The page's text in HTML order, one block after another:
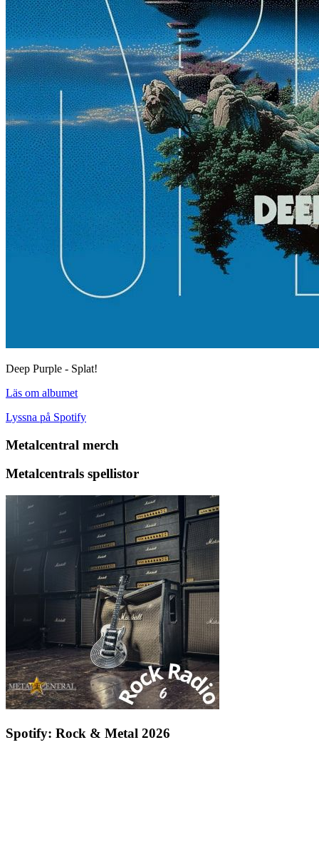
Deep Purple - Splat!
Läs om albumet
Lyssna på Spotify
Metalcentral merch
Metalcentrals spellistor
Spotify: Rock & Metal 2026